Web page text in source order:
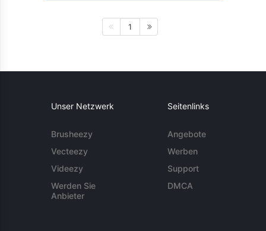
1
Unser Netzwerk
Brusheezy
Vecteezy
Videezy
Werden Sie
Anbieter
Seitenlinks
Angebote
Werben
Support
DMCA